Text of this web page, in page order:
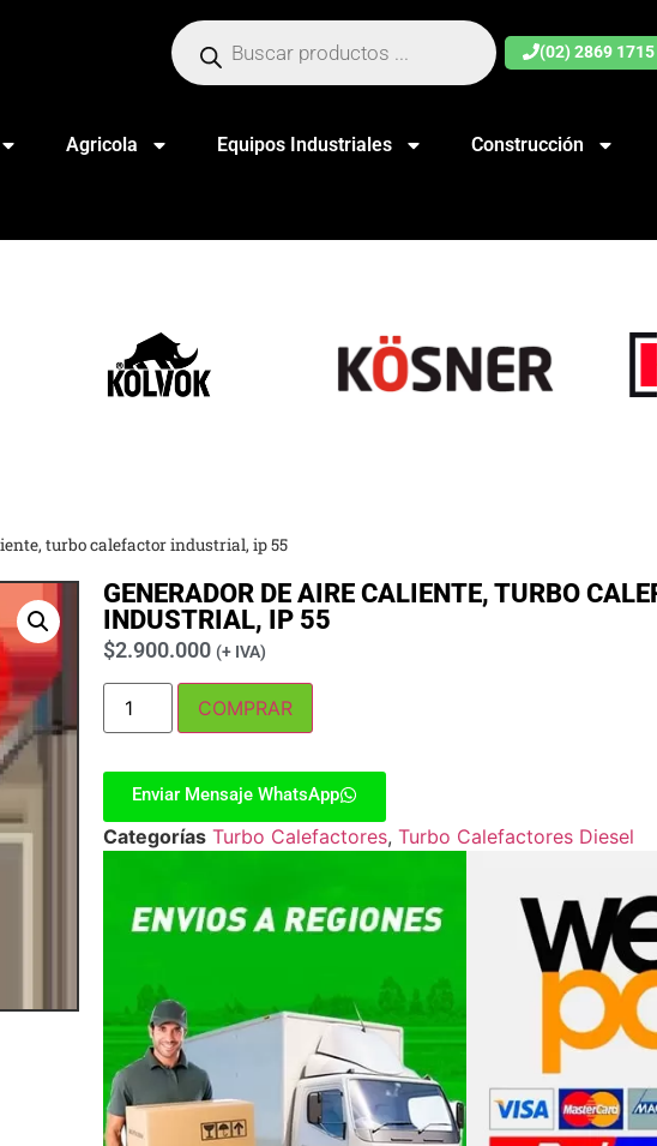
(02) 2869 1715
Agricola Equipos Industriales Construcción
turbo calefactor industrial, ip 55
GENERADOR DE AIRE CALIENTE, TURBO
INDUSTRIAL, IP 55
$2.900.000 (+ IVA)
COMPRAR
Enviar Mensaje WhatsApp
Categorías Turbo Calefactores, Turbo Calefactores Diesel